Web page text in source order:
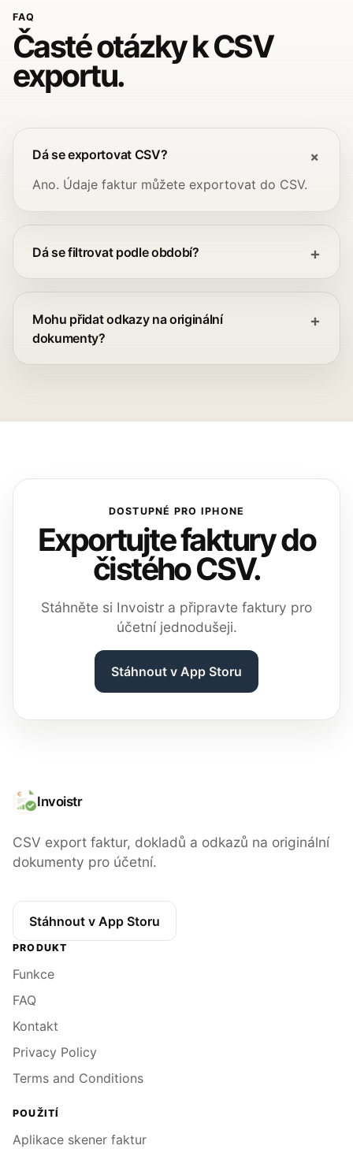
FAQ
Časté otázky k CSV
exportu.
Dá se exportovat CSV?
Ano. Údaje faktur můžete exportovat do CSV.
Dá se filtrovat podle období?
Mohu přidat odkazy na originální
dokumenty?
DOSTUPNÉ PRO IPHONE
Exportujte faktury do
čistého CSV.
Stáhněte si Invoistr a připravte faktury pro
účetní jednodušeji.
Stáhnout v App Storu
Invoistr
CSV export faktur, dokladů a odkazů na originální
dokumenty pro účetní.
Stáhnout v App Storu
PRODUKT
Funkce
FAQ
Kontakt
Privacy Policy
Terms and Conditions
POUŽITÍ
Aplikace skener faktur